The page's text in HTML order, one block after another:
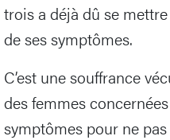
trois a déjà dû se
de ses symptômes.
C’est une souffrance
des femmes
symptômes pour ne